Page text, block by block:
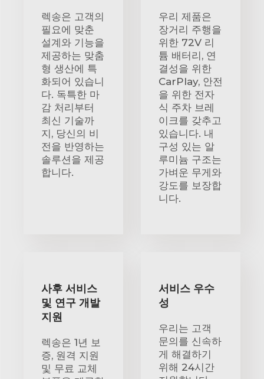
렉송은 고객의
필요에 맞춘
설계와 기능을
제공하는 맞춤
형 생산에 특
화되어 있습니
다. 독특한 마
감 처리부터
최신 기술까
지, 당신의 비
전을 반영하는
솔루션을 제공
합니다.
우리 제품은
장거리 주행을
위한 72V 리
튬 배터리, 연
결성을 위한
CarPlay, 안전
을 위한 전자
식 주차 브레
이크를 갖추고
있습니다. 내
구성 있는 알
루미늄 구조는
가벼운 무게와
강도를 보장합
니다.
사후 서비스
및 연구 개발
지원
렉송은 1년 보
증, 원격 지원
및 무료 교체
서비스 우수
성
우리는 고객
문의를 신속하
게 해결하기
위해 24시간